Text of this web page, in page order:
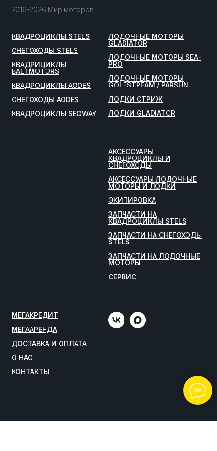
2016-2026 Мир моторов
КВАДРОЦИКЛЫ STELS
СНЕГОХОДЫ STELS
КВАДРИЦИКЛЫ
BALTMOTORS
КВАДРОЦИКЛЫ AODES
СНЕГОХОДЫ AODES
КВАДРОЦИКЛЫ SEGWAY
ЛОДОЧНЫЕ МОТОРЫ
GLADIATOR
ЛОДОЧНЫЕ МОТОРЫ SEA-
PRO
ЛОДОЧНЫЕ МОТОРЫ
GOLFSTREAM / PARSUN
ЛОДКИ СТРИЖ
ЛОДКИ GLADIATOR
АКСЕССУАРЫ
КВАДРОЦИКЛЫ И
СНЕГОХОДЫ
АКСЕССУАРЫ ЛОДОЧНЫЕ
МОТОРЫ И ЛОДКИ
ЭКИПИРОВКА
ЗАПЧАСТИ НА
КВАДРОЦИКЛЫ STELS
ЗАПЧАСТИ НА СНЕГОХОДЫ
STELS
ЗАПЧАСТИ НА ЛОДОЧНЫЕ
МОТОРЫ
СЕРВИС
МЕГАКРЕДИТ
МЕГААРЕНДА
ДОСТАВКА И ОПЛАТА
О НАС
КОНТАКТЫ